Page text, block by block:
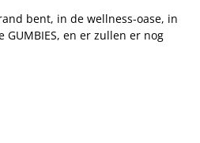
bent, in de wellness-oase, in
en er zullen er nog